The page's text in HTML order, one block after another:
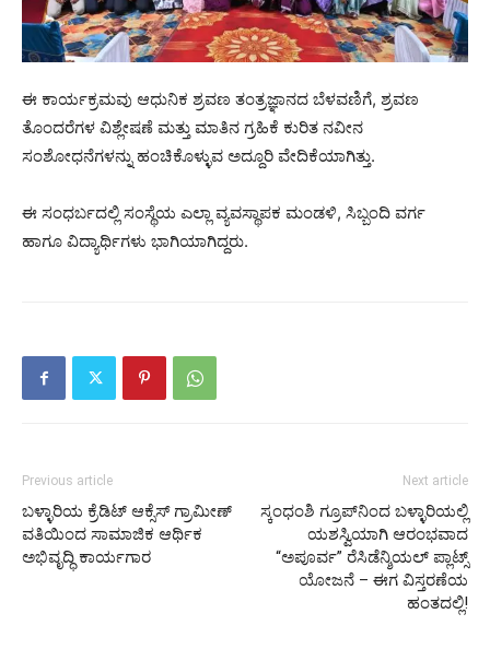
ಈ ಕಾರ್ಯಕ್ರಮವು ಆಧುನಿಕ ಶ್ರವಣ ತಂತ್ರಜ್ಞಾನದ ಬೆಳವಣಿಗೆ, ಶ್ರವಣ
ತೊಂದರೆಗಳ ವಿಶ್ಲೇಷಣೆ ಮತ್ತು ಮಾತಿನ ಗ್ರಹಿಕೆ ಕುರಿತ ನವೀನ
ಸಂಶೋಧನೆಗಳನ್ನು ಹಂಚಿಕೊಳ್ಳುವ ಅದ್ದೂರಿ ವೇದಿಕೆಯಾಗಿತ್ತು.
ಈ‌ ಸಂಧರ್ಬದಲ್ಲಿ ಸಂಸ್ಥೆಯ ಎಲ್ಲಾ ವ್ಯವಸ್ಥಾಪಕ‌ ಮಂಡಳಿ, ಸಿಬ್ಬಂದಿ ವರ್ಗ
ಹಾಗೂ ವಿದ್ಯಾರ್ಥಿಗಳು ಭಾಗಿಯಾಗಿದ್ದರು.
Previous article
ಬಳ್ಳಾರಿಯ ಕ್ರೆಡಿಟ್ ಆಕ್ಸೆಸ್ ಗ್ರಾಮೀಣ್
ವತಿಯಿಂದ ಸಾಮಾಜಿಕ ಆರ್ಥಿಕ
ಅಭಿವೃದ್ಧಿ ಕಾರ್ಯಗಾರ
Next article
ಸ್ಕಂಧಂಶಿ ಗ್ರೂಪ್‌ನಿಂದ ಬಳ್ಳಾರಿಯಲ್ಲಿ
ಯಶಸ್ವಿಯಾಗಿ ಆರಂಭವಾದ
“ಅಪೂರ್ವ” ರೆಸಿಡೆನ್ಶಿಯಲ್ ಪ್ಲಾಟ್ಸ್
ಯೋಜನೆ – ಈಗ ವಿಸ್ತರಣೆಯ
ಹಂತದಲ್ಲಿ!